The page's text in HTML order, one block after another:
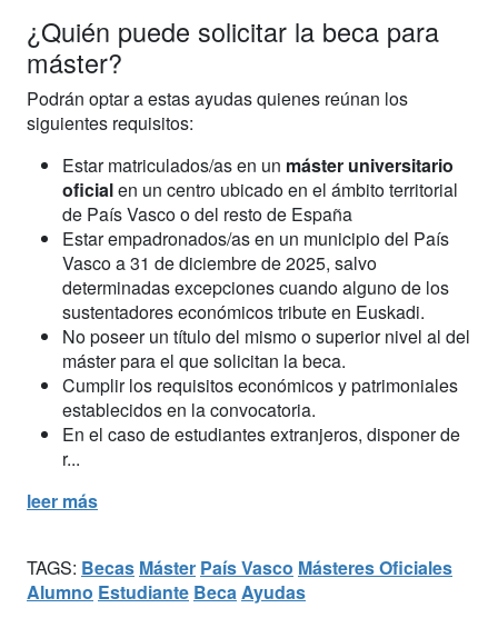
¿Quién puede solicitar la beca para
máster?
Podrán optar a estas ayudas quienes reúnan los
siguientes requisitos:
Estar matriculados/as en un máster universitario
oficialen un centro ubicado en el ámbito territorial
de País Vasco o del resto de España
Estar empadronados/as en un municipio del País
Vasco a 31 de diciembre de 2025, salvo
determinadas excepciones cuando alguno de los
sustentadores económicos tribute en Euskadi.
No poseer un título del mismo o superior nivel al del
máster para el que solicitan la beca.
Cumplir los requisitos económicos y patrimoniales
establecidos en la convocatoria.
En el caso de estudiantes extranjeros, disponer de
r...
leer más
TAGS: Becas Máster País Vasco Másteres Oficiales
Alumno Estudiante BecaAyudas